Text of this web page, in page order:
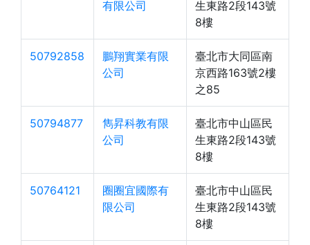
有限公司
生東路2段143號
8樓
50792858
鵬翔實業有限
公司
臺北市大同區南
京西路163號2樓
之85
50794877
雋昇科教有限
公司
臺北市中山區民
生東路2段143號
8樓
50764121
圈圈宜國際有
限公司
臺北市中山區民
生東路2段143號
8樓